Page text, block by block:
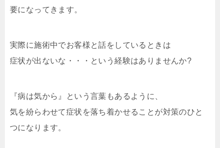
要になってきます。
実際に施術中でお客様と話をしているときは
症状が出ないな・・・という経験はありませんか?
『病は気から』という言葉もあるように、
気を紛らわせて症状を落ち着かせることが対策のひと
つになります。